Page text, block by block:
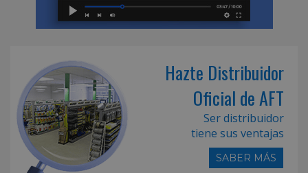
Hazte Distribuidor
Oficial de AFT
Ser distribuidor
tiene sus ventajas
SABER MÁS